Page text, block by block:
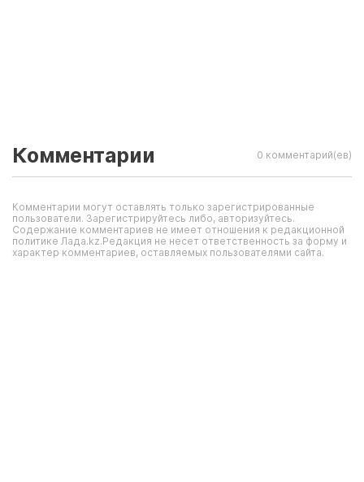
Комментарии 0 комментарий(ев)
Комментарии могут оставлять только зарегистрированные
пользователи. Зарегистрируйтесь либо, авторизуйтесь.
Содержание комментариев не имеет отношения к редакционной
политике Лада.kz.Редакция не несет ответственность за форму и
характер комментариев, оставляемых пользователями сайта.